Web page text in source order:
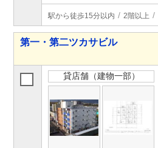
駅から徒歩15分以内 2階以上
第一・第二ツカサビル
貸店舗（建物一部）